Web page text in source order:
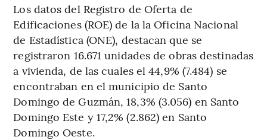
Los datos del Registro de Oferta de
Edificaciones (ROE) de la la Oficina Nacional
de Estadística (ONE), destacan que se
registraron 16.671 unidades de obras destinadas
a vivienda, de las cuales el 44,9% (7.484) se
encontraban en el municipio de Santo
Domingo de Guzmán, 18,3% (3.056) en Santo
Domingo Este y 17,2% (2.862) en Santo
Domingo Oeste.